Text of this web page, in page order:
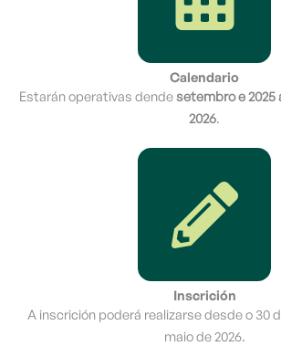
Calendario
Estarán operativas dendesetembro e 2025
2026.
Inscrición
A inscrición poderá realizarse desde o 30
maio de 2026.